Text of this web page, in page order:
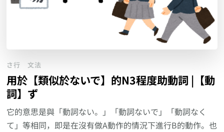
さ行 文法
用於【類似於ないで】的N3程度助動詞 |【動
詞】ず
它的意思是與「動詞ない。」「動詞ないで」「動詞なく
て」等相同，即是在沒有做A動作的情況下進行B的動作。也